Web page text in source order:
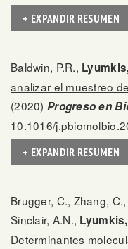
+ EXPANDIR RESUMEN
Baldwin, P.R.,
analizar el muestreo
(2020) Progreso en
10.1016/
+ EXPANDIR RESUMEN
Brugger, C., Zhang,
Sinclair, A.N.,
Determinantes